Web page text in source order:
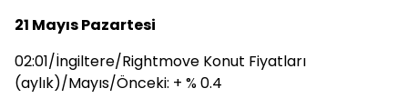
21 Mayıs Pazartesi
02:01/İngiltere/Rightmove Konut Fiyatları
(aylık)/Mayıs/Önceki: + % 0.4